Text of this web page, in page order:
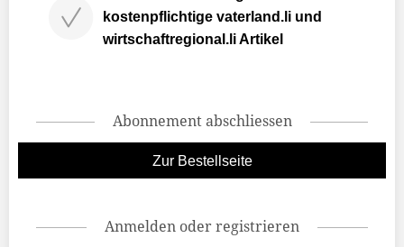
kostenpflichtige vaterland.li und
wirtschaftregional.li Artikel
Abonnement abschliessen
Zur Bestellseite
Anmelden oder registrieren